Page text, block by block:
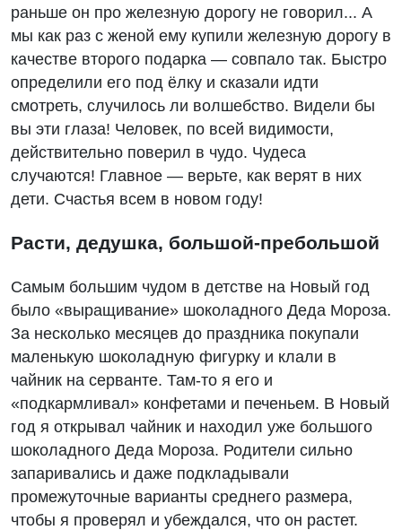
раньше он про железную дорогу не говорил... А
мы как раз с женой ему купили железную дорогу в
качестве второго подарка — совпало так. Быстро
определили его под ёлку и сказали идти
смотреть, случилось ли волшебство. Видели бы
вы эти глаза! Человек, по всей видимости,
действительно поверил в чудо. Чудеса
случаются! Главное — верьте, как верят в них
дети. Счастья всем в новом году!
Расти, дедушка, большой-пребольшой
Самым большим чудом в детстве на Новый год
было «выращивание» шоколадного Деда Мороза.
За несколько месяцев до праздника покупали
маленькую шоколадную фигурку и клали в
чайник на серванте. Там-то я его и
«подкармливал» конфетами и печеньем. В Новый
год я открывал чайник и находил уже большого
шоколадного Деда Мороза. Родители сильно
запаривались и даже подкладывали
промежуточные варианты среднего размера,
чтобы я проверял и убеждался, что он растет.